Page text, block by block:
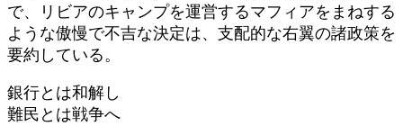
で、リビアのキャンプを運営するマフィアをまねする
ような傲慢で不吉な決定は、支配的な右翼の諸政策を
要約している。
銀行とは和解し
難民とは戦争へ